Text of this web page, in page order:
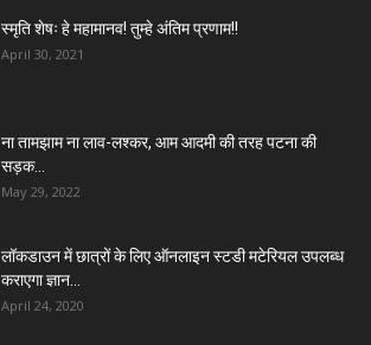
स्मृति शेषः हे महामानव! तुम्हे अंतिम प्रणाम!!
April 30, 2021
ना तामझाम ना लाव-लश्कर, आम आदमी की तरह पटना की
सड़क...
May 29, 2022
लॉकडाउन में छात्रों के लिए ऑनलाइन स्टडी मटेरियल उपलब्ध
कराएगा ज्ञान...
April 24, 2020